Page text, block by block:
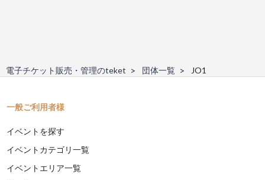
電子チケット販売・管理のteket 団体一覧 JO1
一般ご利用者様
イベントを探す
イベントカテゴリ一覧
イベントエリア一覧